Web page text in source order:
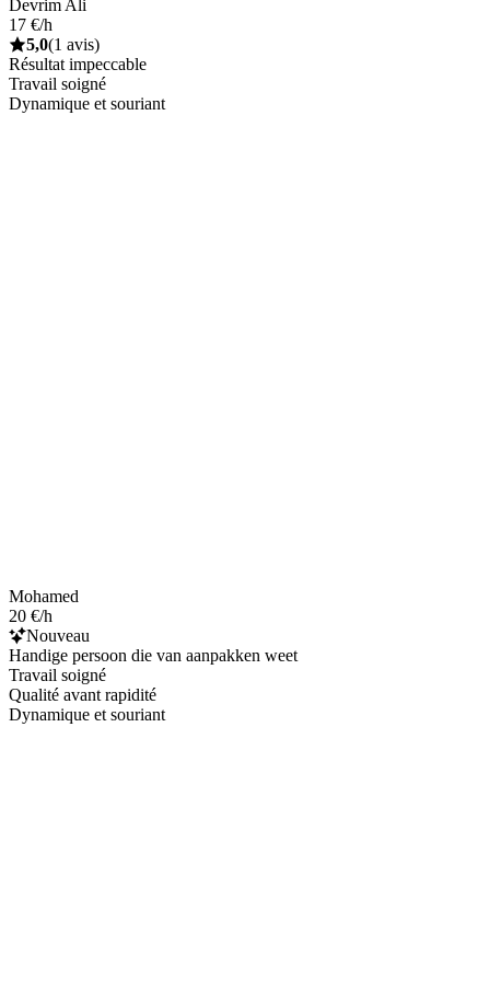
Devrim Ali
17 €/h
5,0(1 avis)
Résultat impeccable
Travail soigné
Dynamique et souriant
Mohamed
20 €/h
Nouveau
Handige persoon die van aanpakken weet
Travail soigné
Qualité avant rapidité
Dynamique et souriant